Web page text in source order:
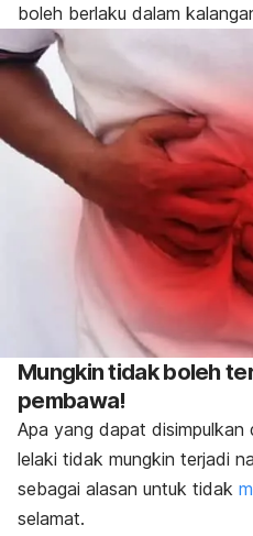
boleh berlaku dalam
Mungkin tidak boleh
pembawa!
Apa yang dapat disimpulkan
lelaki tidak mungkin terjadi
sebagai alasan untuk tidak
selamat.